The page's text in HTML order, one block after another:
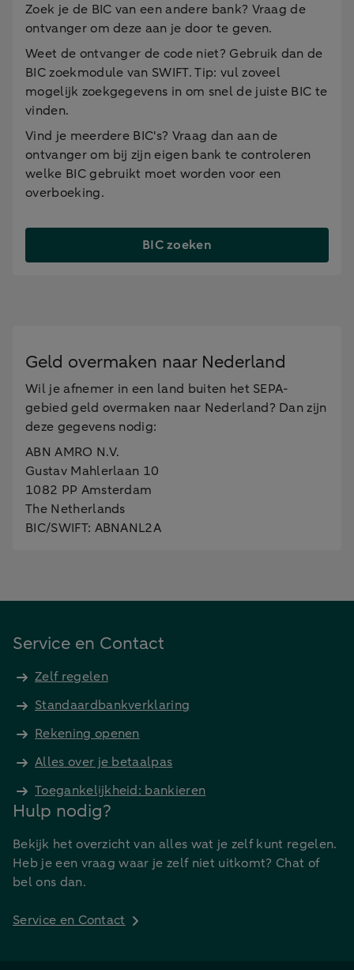
Zoek je de BIC van een andere bank? Vraag de
ontvanger om deze aan je door te geven.
Weet de ontvanger de code niet? Gebruik dan de
BIC zoekmodule van SWIFT. Tip: vul zoveel
mogelijk zoekgegevens in om snel de juiste BIC te
vinden.
Vind je meerdere BIC's? Vraag dan aan de
ontvanger om bij zijn eigen bank te controleren
welke BIC gebruikt moet worden voor een
overboeking.
BIC zoeken
Geld overmaken naar Nederland
Wil je afnemer in een land buiten het SEPA-
gebied geld overmaken naar Nederland? Dan zijn
deze gegevens nodig:
ABN AMRO N.V.
Gustav Mahlerlaan 10
1082 PP Amsterdam
The Netherlands
BIC/SWIFT: ABNANL2A
Service en Contact
Zelf regelen
Standaardbankverklaring
Rekening openen
Alles over je betaalpas
Toegankelijkheid: bankieren
Hulp nodig?
Bekijk het overzicht van alles wat je zelf kunt regelen.
Heb je een vraag waar je zelf niet uitkomt? Chat of
bel ons dan.
Service en Contact